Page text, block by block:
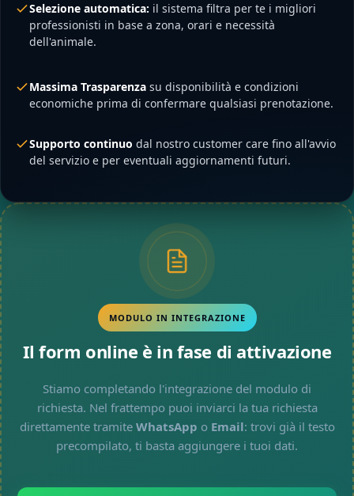
Selezione automatica: il sistema filtra per te i migliori
professionisti in base a zona, orari e necessità
dell'animale.
Massima Trasparenza su disponibilità e condizioni
economiche prima di confermare qualsiasi prenotazione.
Supporto continuo dal nostro customer care fino all'avvio
del servizio e per eventuali aggiornamenti futuri.
MODULO IN INTEGRAZIONE
Il form online è in fase di attivazione
Stiamo completando l'integrazione del modulo di
richiesta. Nel frattempo puoi inviarci la tua richiesta
direttamente tramite WhatsApp o Email: trovi già il testo
precompilato, ti basta aggiungere i tuoi dati.